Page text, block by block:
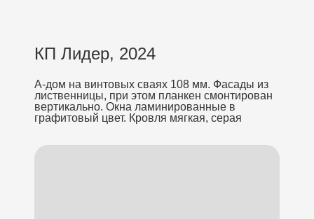
КП Лидер, 2024
А-дом на винтовых сваях 108 мм. Фасады из
лиственницы, при этом планкен смонтирован
вертикально. Окна ламинированные в
графитовый цвет. Кровля мягкая, серая